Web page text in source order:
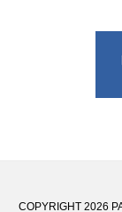
COPYRIGHT 2026